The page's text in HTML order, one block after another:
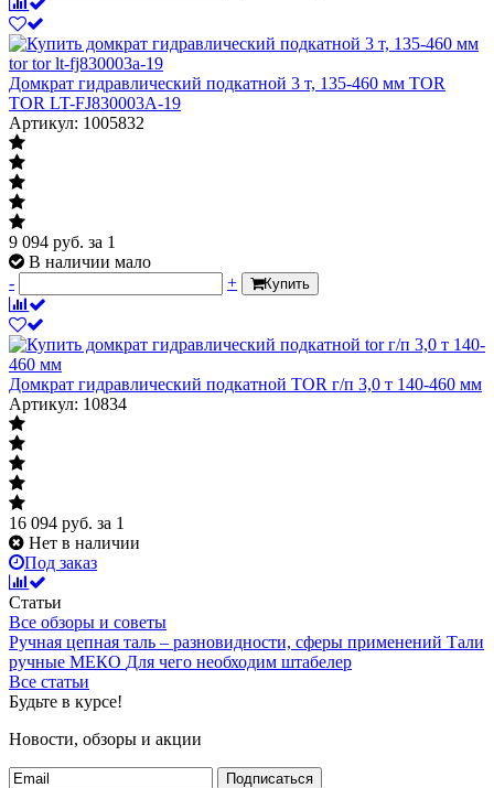
Домкрат гидравлический подкатной 3 т, 135-460 мм TOR
TOR LT-FJ830003A-19
Артикул: 1005832
9 094 руб. за 1
В наличии мало
-
+ Купить
Домкрат гидравлический подкатной TOR г/п 3,0 т 140-460 мм
Артикул: 10834
16 094 руб. за 1
Нет в наличии
Под заказ
Статьи
Все обзоры и советы
Ручная цепная таль – разновидности, сферы применений Тали
ручные МЕКО Для чего необходим штабелер
Все статьи
Будьте в курсе!
Новости, обзоры и акции
Подписаться